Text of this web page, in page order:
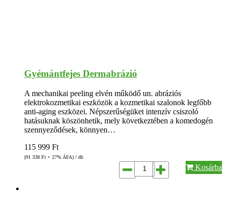
Gyémántfejes Dermabrázió
A mechanikai peeling elvén működő un. abráziós
elektrokozmetikai eszközök a kozmetikai szalonok legfőbb
anti-aging eszközei. Népszerűségüket intenzív csiszoló
hatásuknak köszönhetik, mely következtében a komedogén
szennyeződések, könnyen…
115 999 Ft
(91 338 Ft + 27% ÁFA) / db
Kosárba